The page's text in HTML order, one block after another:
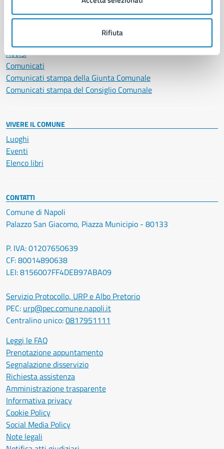
Rifiuta
Avvisi
Comunicati
Comunicati stampa della Giunta Comunale
Comunicati stampa del Consiglio Comunale
VIVERE IL COMUNE
Luoghi
Eventi
Elenco libri
CONTATTI
Comune di Napoli
Palazzo San Giacomo, Piazza Municipio - 80133
P. IVA: 01207650639
CF: 80014890638
LEI: 8156007FF4DEB97ABA09
Servizio Protocollo, URP e Albo Pretorio
PEC: urp@pec.comune.napoli.it
Centralino unico:0817951111
Leggi le FAQ
Prenotazione appuntamento
Segnalazione disservizio
Richiesta assistenza
Amministrazione trasparente
Informativa privacy
Cookie Policy
Social Media Policy
Note legali